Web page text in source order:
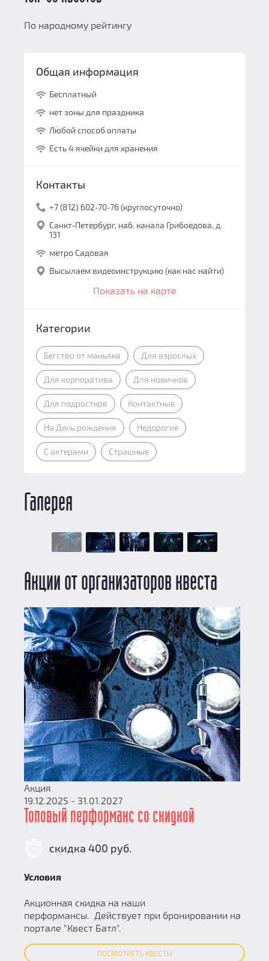
По народному рейтингу
Общая информация
Бесплатный
нет зоны для праздника
Любой способ оплаты
Есть 4 ячейки для хранения
Контакты
+7 (812) 602-70-76 (круглосуточно)
Санкт-Петербург, наб. канала Грибоедова, д.
131
метро Садовая
Высылаем видеоинструкцию (как нас найти)
Показать на карте
Категории
Бегство от маньяка Для взрослых
Для корпоратива Для новичков
Для подростков Контактные
На День рождения Недорогие
С актерами Страшные
Галерея
Акции от организаторов квеста
Акция
19.12.2025 - 31.01.2027
Топовый перформанс со скидкой
скидка 400 руб.
Условия
Акционная скидка на наши
перформансы. Действует при бронировании на
портале "Квест Батл".
ПОСМОТРЕТЬ КВЕСТЫ